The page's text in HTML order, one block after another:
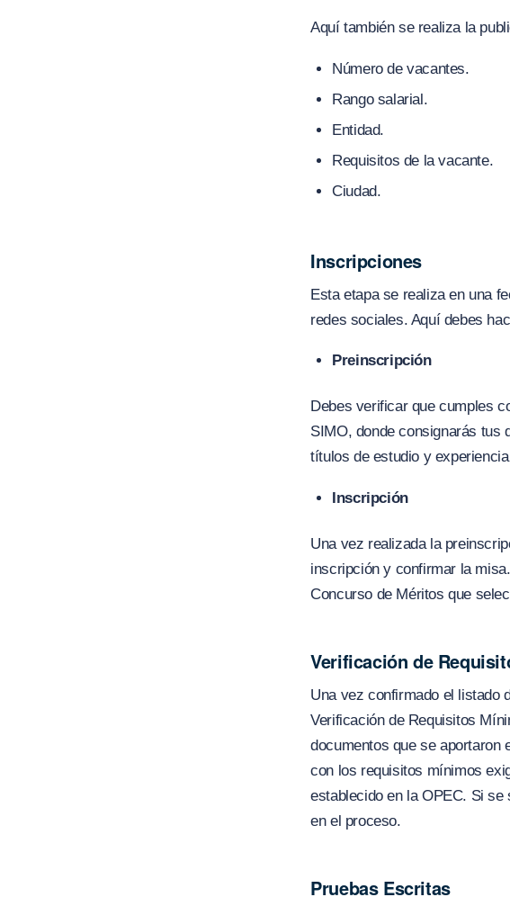
Aquí también se realiza la
Número de vacantes.
Rango salarial.
Entidad.
Requisitos de la vacante.
Ciudad.
Inscripciones
Esta etapa se realiza en una
redes sociales. Aquí debes
Preinscripción
Debes verificar que cumples
SIMO, donde consignarás tus
títulos de estudio y
Inscripción
Una vez realizada la
inscripción y confirmar la
Concurso de Méritos que
Verificación de
Una vez confirmado el listado
Verificación de Requisitos
documentos que se aportaron
con los requisitos mínimos
establecido en la OPEC. Si
en el proceso.
Pruebas Escritas